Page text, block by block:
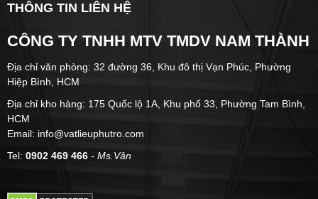
THÔNG TIN LIÊN HỆ
CÔNG TY TNHH MTV TMDV NAM THÀNH
Địa chỉ văn phòng: 32 đường 36, Khu đô thị Vạn Phúc, Phường
Hiệp Bình, HCM
Địa chỉ kho hàng: 175 Quốc lộ 1A, Khu phố 33, Phường Tam Bình,
HCM
Email: info@vatlieuphutro.com
Tel: 0902 469 466 - Ms.Vân